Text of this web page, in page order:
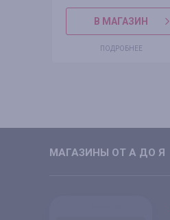
В МАГАЗИН
ПОДРОБНЕЕ
МАГАЗИНЫ ОТ А ДО Я